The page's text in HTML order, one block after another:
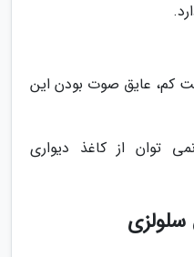
کم، عایق صوت بودن این
توان از کاغذ دیواری